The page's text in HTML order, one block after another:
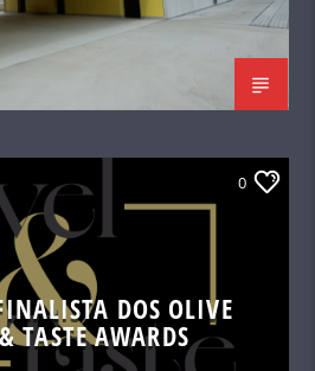
0
DOS OLIVE
TASTE AWARDS